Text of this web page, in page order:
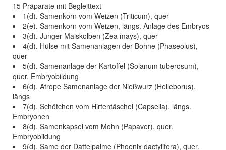
15 Präparate mit Begleittext
1(d). Samenkorn vom Weizen (Triticum), quer
2(e). Samenkorn vom Weizen, längs. Anlage des Embryos
3(d). Junger Maiskolben (Zea mays), quer
4(d). Hülse mit Samenanlagen der Bohne (Phaseolus),
quer
5(d). Samenanlage der Kartoffel (Solanum tuberosum),
quer. Embryobildung
6(d). Atrope Samenanlage der Nießwurz (Helleborus),
längs
7(d). Schötchen vom Hirtentäschel (Capsella), längs.
Embryonen
8(d). Samenkapsel vom Mohn (Papaver), quer.
Embryobildung
9(d). Same der Dattelpalme (Phoenix dactylifera), quer.